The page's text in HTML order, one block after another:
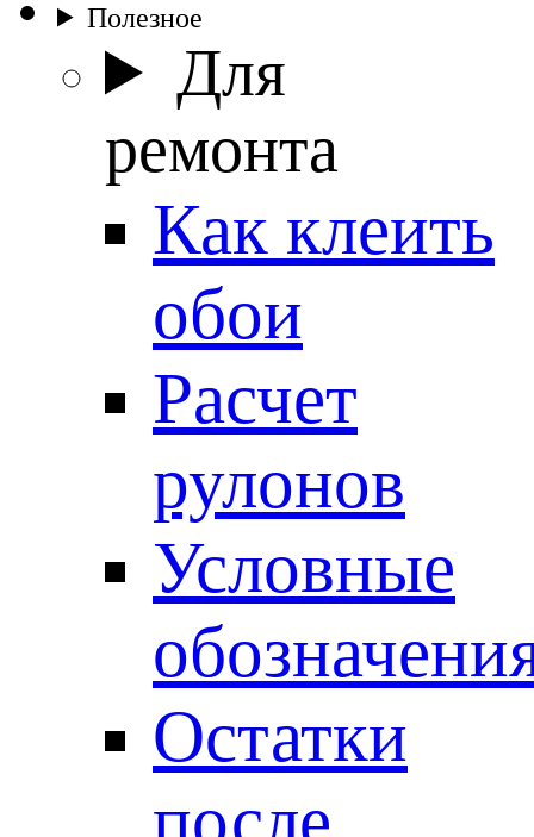
Полезное
Для
ремонта
Как клеить
обои
Расчет
рулонов
Условные
Остатки
после